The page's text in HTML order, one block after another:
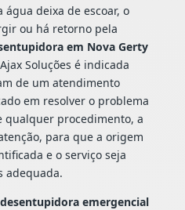
deixa de escoar, o
ou há retorno pela
em Nova Gerty
Soluções é indicada
de um atendimento
em resolver o problema
qualquer procedimento, a
para que a origem
e o serviço seja
adequada.
desentupidora emergencial